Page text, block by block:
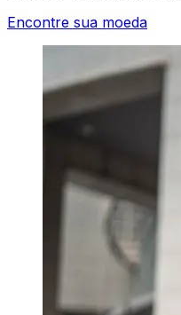
Encontre sua moeda